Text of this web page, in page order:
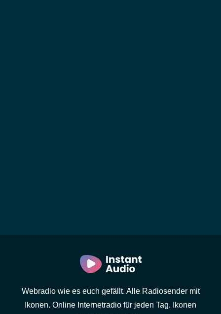
Webradio wie es euch gefällt. Alle Radiosender mit
Ikonen. Online Internetradio für jeden Tag. Ikonen